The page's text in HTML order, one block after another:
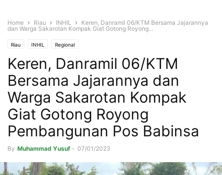
Home Riau INHIL
Keren, Danramil 06/KTM Bersama Jajarannya
dan Warga Sakarotan Kompak Giat Gotong Royong...
Riau INHIL Regional
Keren, Danramil 06/KTM
Bersama Jajarannya dan
Warga Sakarotan Kompak
Giat Gotong Royong
Pembangunan Pos Babinsa
By Muhammad Yusuf - 07/01/2023